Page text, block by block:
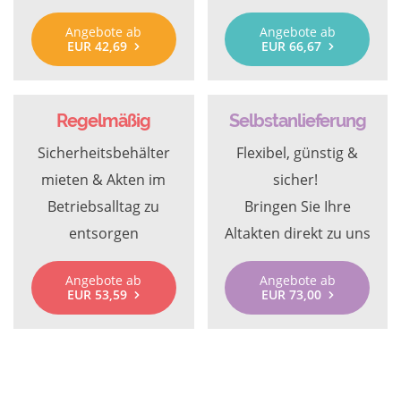
Angebote ab
EUR 42,69
Angebote ab
EUR 66,67
Regelmäßig
Sicherheitsbehälter
mieten & Akten im
Betriebsalltag zu
entsorgen
Angebote ab
EUR 53,59
Selbstanlieferung
Flexibel, günstig &
sicher!
Bringen Sie Ihre
Altakten direkt zu uns
Angebote ab
EUR 73,00